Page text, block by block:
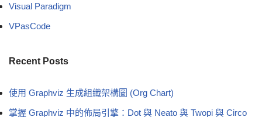
Visual Paradigm
VPasCode
Recent Posts
使用 Graphviz 生成組織架構圖 (Org Chart)
掌握 Graphviz 中的佈局引擎：Dot 與 Neato 與 Twopi 與 Circo